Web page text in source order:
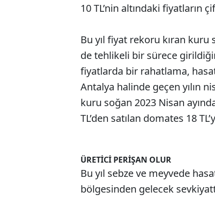
10 TL’nin altındaki fiyatların
Bu yıl fiyat rekoru kıran kuru
de tehlikeli bir sürece
fiyatlarda bir rahatlama,
Antalya halinde geçen yılın
kuru soğan 2023 Nisan ayında
TL’den satılan domates 18
ÜRETİCİ PERİŞAN OLUR
Bu yıl sebze ve meyvede
bölgesinden gelecek